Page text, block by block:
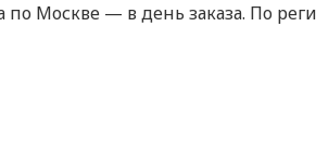
по Москве — в день заказа. По